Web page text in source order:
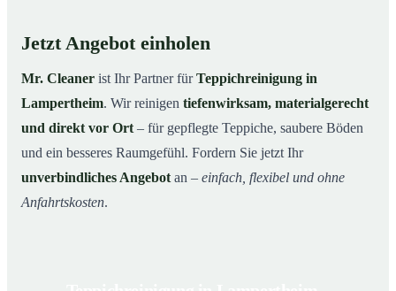
Jetzt Angebot einholen
Mr. Cleaner ist Ihr Partner fürTeppichreinigung in
Lampertheim. Wir reinigen tiefenwirksam, materialgerecht
und direkt vor Ort – für gepflegte Teppiche, saubere Böden
und ein besseres Raumgefühl. Fordern Sie jetzt Ihr
unverbindliches Angebot an – einfach, flexibel und ohne
Anfahrtskosten.